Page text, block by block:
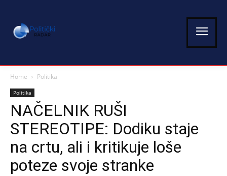
Home Politika
Politika
NAČELNIK RUŠI
STEREOTIPE: Dodiku staje
na crtu, ali i kritikuje loše
poteze svoje stranke